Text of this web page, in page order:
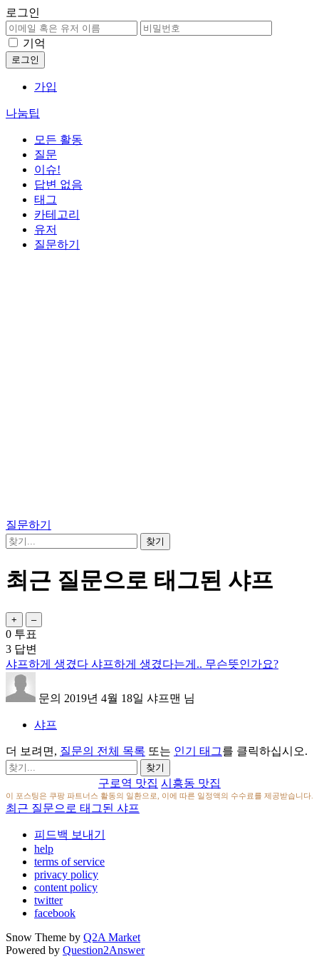
로그인
기억
가입
나눔팁
모든 활동
질문
이슈!
답변 없음
태그
카테고리
유저
질문하기
질문하기
최근 질문으로 태그된 샤프
0 투표
3 답변
샤프하게 생겼다 샤프하게 생겼다는게.. 무슨뜻인가요?
문의 2019년 4월 18일 샤프맨 님
샤프
더 보려면, 질문의 전체 목록 또는 인기 태그를 클릭하십시오.
구로역 맛집 시흥동 맛집
이 포스팅은 쿠팡 파트너스 활동의 일환으로, 이에 따른 일정액의 수수료를 제공받습니다.
최근 질문으로 태그된 샤프
피드백 보내기
help
terms of service
privacy policy
content policy
twitter
facebook
Snow Theme by Q2A Market
Powered by Question2Answer